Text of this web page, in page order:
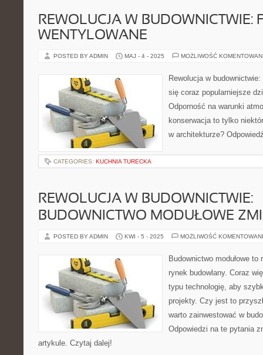
REWOLUCJA W BUDOWNICTWIE:
WENTYLOWANE
POSTED BY ADMIN MAJ - 4 - 2025 MOŻLIWOŚĆ
Rewolucja w
się coraz popularniejsze
Odporność na warunki
konserwacja to tylko
w architekturze?
CATEGORIES: KUCHNIA TURECKA
REWOLUCJA W BUDOWNICTWIE:
BUDOWNICTWO MODUŁOWE
POSTED BY ADMIN KWI - 5 - 2025 MOŻLIWOŚĆ
Budownictwo modułowe
rynek budowlany. Coraz
typu technologię, aby
projekty. Czy jest to
warto zainwestować w
Odpowiedzi na te pytania
artykule. Czytaj dalej!